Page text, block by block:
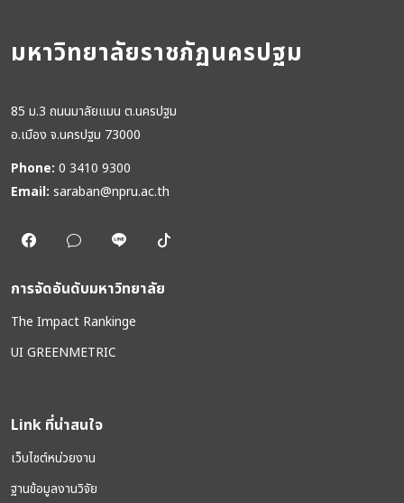
มหาวิทยาลัยราชภัฏนครปฐม
85 ม.3 ถนนมาลัยแมน ต.นครปฐม
อ.เมือง จ.นครปฐม 73000
Phone: 0 3410 9300
Email: saraban@npru.ac.th
การจัดอันดับมหาวิทยาลัย
The Impact Rankinge
UI GREENMETRIC
Link ที่น่าสนใจ
เว็บไซต์หน่วยงาน
ฐานข้อมูลงานวิจัย